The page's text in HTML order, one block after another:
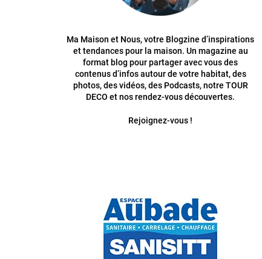
Ma Maison et Nous, votre Blogzine d’inspirations
et tendances pour la maison. Un magazine au
format blog pour partager avec vous des
contenus d’infos autour de votre habitat, des
photos, des vidéos, des Podcasts, notre TOUR
DECO et nos rendez-vous découvertes.
Rejoignez-vous !